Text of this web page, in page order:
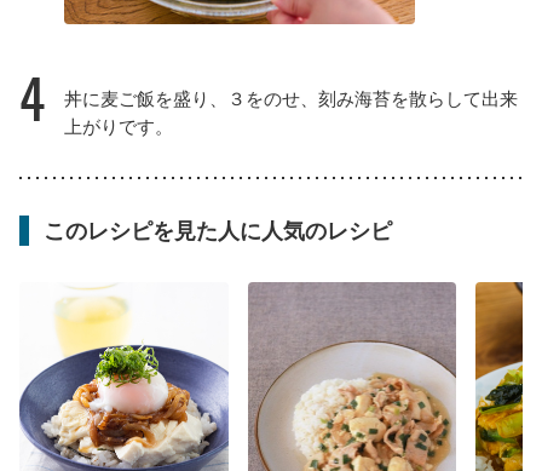
4
丼に麦ご飯を盛り、３をのせ、刻み海苔を散らして出来
上がりです。
このレシピを見た人に人気のレシピ